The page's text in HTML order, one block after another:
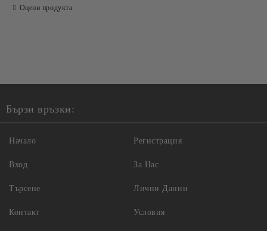
Оцени продукта
Бързи връзки:
Начало
Вход
Търсене
Контакт
Регистрация
За Нас
Лични Данни
Условия